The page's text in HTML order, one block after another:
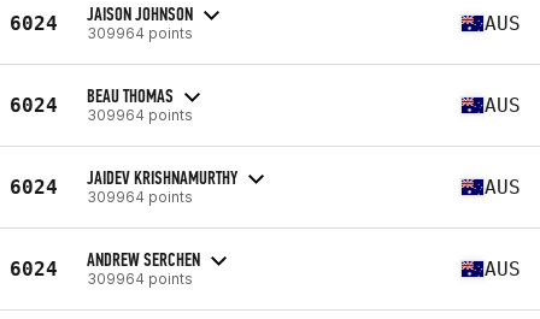
6024 JAISON JOHNSON
309964 points AUS
6024 BEAU THOMAS
309964 points AUS
6024 JAIDEV KRISHNAMURTHY
309964 points AUS
6024 ANDREW SERCHEN
309964 points AUS